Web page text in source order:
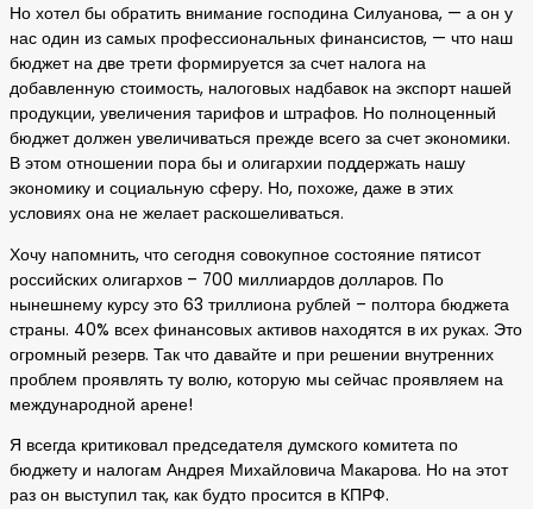
Но хотел бы обратить внимание господина Силуанова, — а он у
нас один из самых профессиональных финансистов, — что наш
бюджет на две трети формируется за счет налога на
добавленную стоимость, налоговых надбавок на экспорт нашей
продукции, увеличения тарифов и штрафов. Но полноценный
бюджет должен увеличиваться прежде всего за счет экономики.
В этом отношении пора бы и олигархии поддержать нашу
экономику и социальную сферу. Но, похоже, даже в этих
условиях она не желает раскошеливаться.
Хочу напомнить, что сегодня совокупное состояние пятисот
российских олигархов – 700 миллиардов долларов. По
нынешнему курсу это 63 триллиона рублей – полтора бюджета
страны. 40% всех финансовых активов находятся в их руках. Это
огромный резерв. Так что давайте и при решении внутренних
проблем проявлять ту волю, которую мы сейчас проявляем на
международной арене!
Я всегда критиковал председателя думского комитета по
бюджету и налогам Андрея Михайловича Макарова. Но на этот
раз он выступил так, как будто просится в КПРФ.